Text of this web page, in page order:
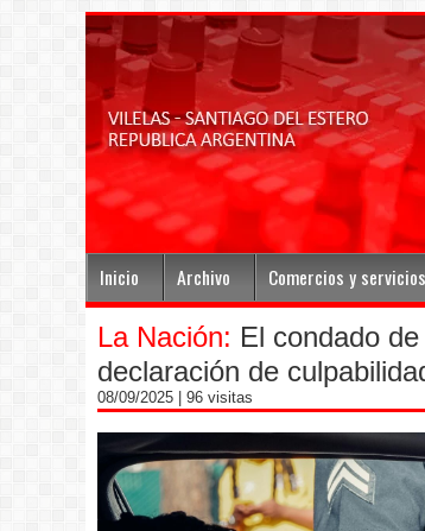
Inicio Archivo Comercios y servicios
La Nación: El condado
declaración de
08/09/2025 | 96 visitas